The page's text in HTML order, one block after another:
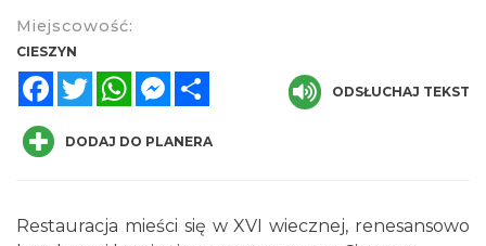
Miejscowość:
CIESZYN
FacebookTwitterWhatsAppMessenger
ODSŁUCHAJ TEKST
DODAJ DO PLANERA
Restauracja mieści się w XVI wiecznej, renesansowo